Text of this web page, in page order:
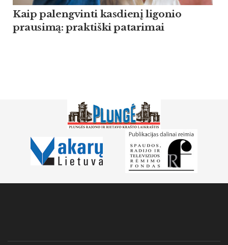
Kaip palengvinti kasdienį ligonio
prausimą: praktiški patarimai